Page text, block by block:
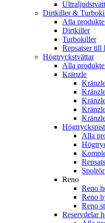
Dirtkiller &
Alla
Dirtkiller
Turbokiller
Repsatser
Högtryckstvättar
Alla
Kränzle
Alla
Reno
Reno
Reno
Reno
Reservdelar